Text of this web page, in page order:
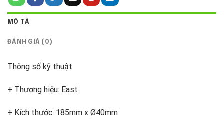
MÔ TẢ
ĐÁNH GIÁ (0)
Thông số kỹ thuật
+ Thương hiệu: East
+ Kích thước: 185mm x Ø40mm